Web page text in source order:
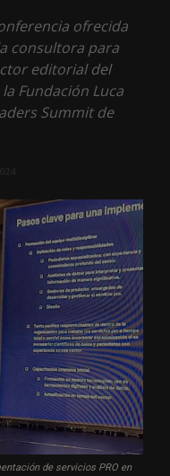
ofrecida
consultora para
editorial del
Fundación Luca
Summit de
de servicios PRO en